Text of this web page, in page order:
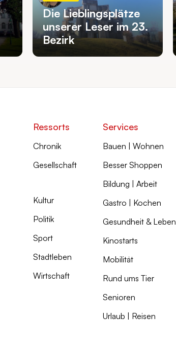
Die Lieblingsplätze
unserer Leser im 23.
Bezirk
Ressorts
Chronik
Gesellschaft
Kultur
Politik
Sport
Stadtleben
Wirtschaft
Services
Bauen | Wohnen
Besser Shoppen
Bildung | Arbeit
Gastro | Kochen
Gesundheit & Leben
Kinostarts
Mobilität
Rund ums Tier
Senioren
Urlaub | Reisen